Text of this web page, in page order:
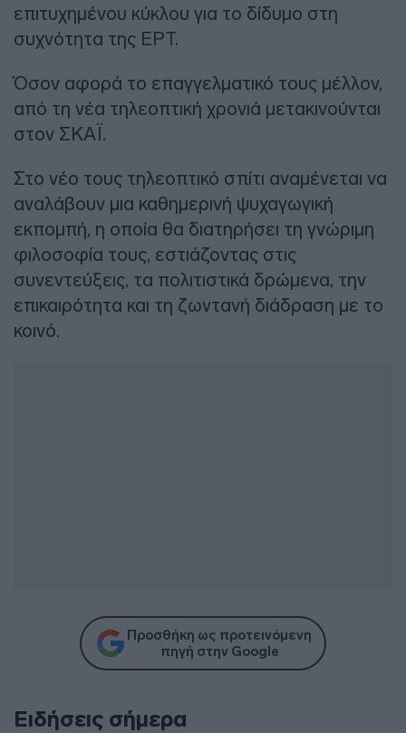
επιτυχημένου κύκλου για το δίδυμο στη
συχνότητα της ΕΡΤ.
Όσον αφορά το επαγγελματικό τους μέλλον,
από τη νέα τηλεοπτική χρονιά μετακινούνται
στον ΣΚΑΪ.
Στο νέο τους τηλεοπτικό σπίτι αναμένεται να
αναλάβουν μια καθημερινή ψυχαγωγική
εκπομπή, η οποία θα διατηρήσει τη γνώριμη
φιλοσοφία τους, εστιάζοντας στις
συνεντεύξεις, τα πολιτιστικά δρώμενα, την
επικαιρότητα και τη ζωντανή διάδραση με το
κοινό.
Προσθήκη ως προτεινόμενη
πηγή στην Google
Ειδήσεις σήμερα